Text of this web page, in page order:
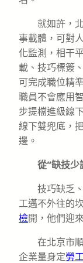
就如許，
事載體，可對
化監測，相干
載、技巧標簽
可完成職位精
職員不會應用
步提檔進級線
線下雙兜底，
邊。
從“缺技少
技巧缺乏
工邁不外往的
檢開，他們迎
在北京市
企業量身定勞